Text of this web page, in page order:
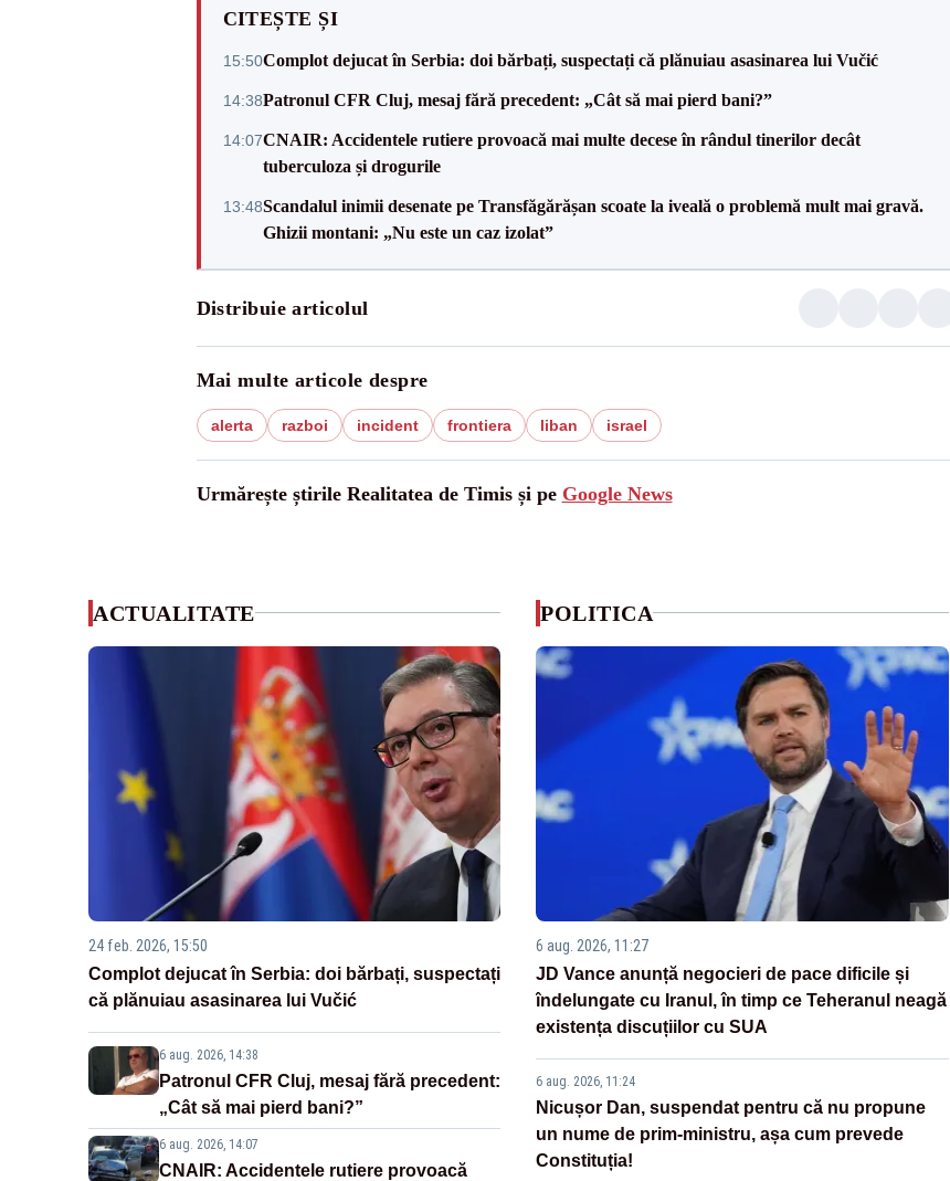
CITEȘTE ȘI
15:50Complot dejucat în Serbia: doi bărbați, suspectați că plănuiau asasinarea lui Vučić
14:38Patronul CFR Cluj, mesaj fără precedent: „Cât să mai pierd bani?”
14:07CNAIR: Accidentele rutiere provoacă mai multe decese în rândul tinerilor decât
tuberculoza și drogurile
13:48Scandalul inimii desenate pe Transfăgărășan scoate la iveală o problemă mult mai gravă.
Ghizii montani: „Nu este un caz izolat”
Distribuie articolul
Mai multe articole despre
alerta razboi incident frontiera liban israel
Urmărește știrile Realitatea de Timis și pe Google News
ACTUALITATE
24 feb. 2026, 15:50
Complot dejucat în Serbia: doi bărbați, suspectați
că plănuiau asasinarea lui Vučić
6 aug. 2026, 14:38
Patronul CFR Cluj, mesaj fără precedent:
„Cât să mai pierd bani?”
6 aug. 2026, 14:07
CNAIR: Accidentele rutiere provoacă
POLITICA
6 aug. 2026, 11:27
JD Vance anunță negocieri de pace dificile și
îndelungate cu Iranul, în timp ce Teheranul neagă
existența discuțiilor cu SUA
6 aug. 2026, 11:24
Nicușor Dan, suspendat pentru că nu propune
un nume de prim-ministru, așa cum prevede
Constituția!